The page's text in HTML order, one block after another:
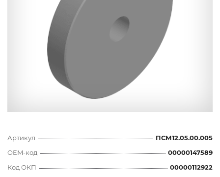
Артикул
ПСМ12.05.00.005
OEM-код
00000147589
Код ОКП
00000112922